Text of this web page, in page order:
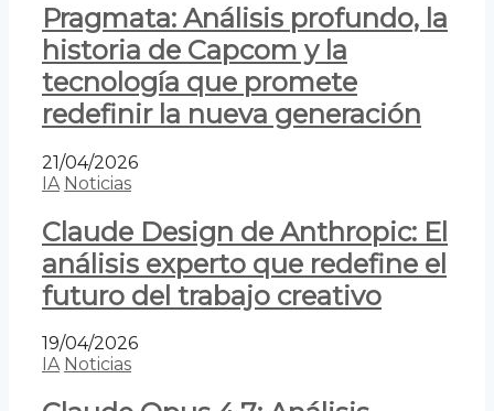
Pragmata: Análisis profundo, la
historia de Capcom y la
tecnología que promete
redefinir la nueva generación
21/04/2026
IA Noticias
Claude Design de Anthropic: El
análisis experto que redefine el
futuro del trabajo creativo
19/04/2026
IA Noticias